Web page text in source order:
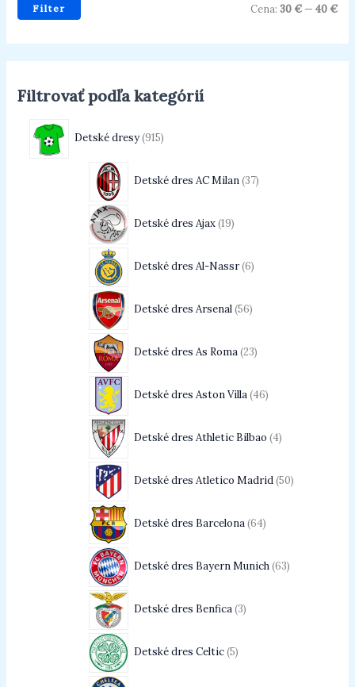
Filter Cena: 30 €— 40 €
Filtrovať podľa kategórií
Detské dresy 915
Detské dres AC Milan 37
Detské dres Ajax 19
Detské dres Al-Nassr 6
Detské dres Arsenal 56
Detské dres As Roma 23
Detské dres Aston Villa 46
Detské dres Athletic Bilbao 4
Detské dres Atletico Madrid 50
Detské dres Barcelona 64
Detské dres Bayern Munich 63
Detské dres Benfica 3
Detské dres Celtic 5